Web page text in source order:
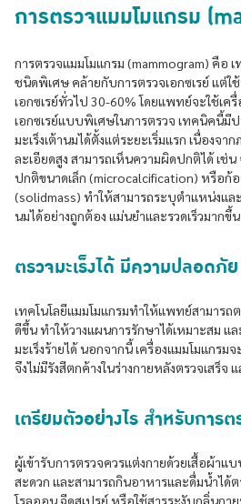
การตรวจแมมโมแกรม
การตรวจแมมโมแกรม (mammogram) คือ
ชนิดพิเศษ คล้ายกับการตรวจเอกซเรย์ แต่ใ
เอกซเรย์ทั่วไป 30-60% โดยแพทย์จะใช้เครื่
เอกซเรย์แบบพิเศษในการตรวจ เทคนิคนี้มี
มะเร็งเต้านมได้ตั้งแต่ระยะเริ่มแรก เนื่องจ
ละเอียดสูง สามารถเห็นความผิดปกติได้ เ
ปกติขนาดเล็ก (microcalcification) หรือก้
(solidmass) ทำให้สามารถระบุตำแหน่งแ
นมได้อย่างถูกต้อง แม่นยำและรวดเร็วมากขึ้น
ตรวจมะเร็งได้ มีความปลอดภั
เทคโนโลยีแมมโมแกรมทำให้แพทย์สามารถ
ดีขึ้น ทำให้วางแผนการรักษาได้เหมาะสม แ
มะเร็งร้ายได้ นอกจากนี้ เครื่องแมมโมแกรม
จึงไม่มีรังสีตกค้างในร่างกายหลังตรวจเสร็จ
เตรียมตัวอย่างไร สำหรับการ
ผู้เข้ารับการตรวจควรแต่งกายด้วยเสื้อผ้าแ
สะดวก และสามารถกินอาหารและดื่มน้ำได้
โรลออน ฉีดสเปรย์ หรือใช้สารระงับกลิ่นกา